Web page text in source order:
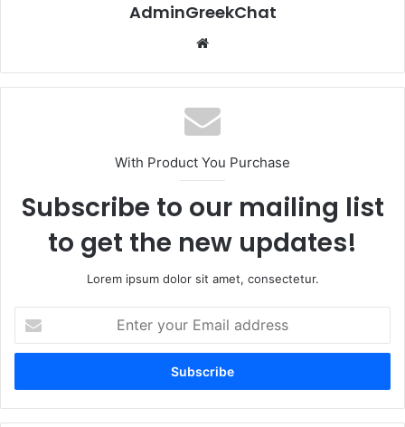
AdminGreekChat
With Product You Purchase
Subscribe to our mailing list
to get the new updates!
Lorem ipsum dolor sit amet, consectetur.
your
Email